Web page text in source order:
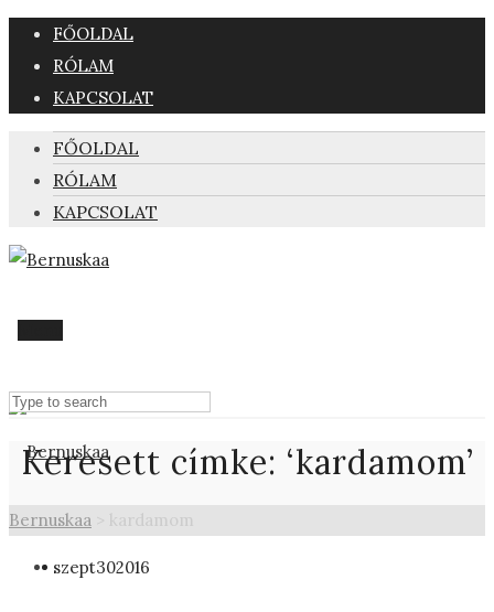
FŐOLDAL
RÓLAM
KAPCSOLAT
FŐOLDAL
RÓLAM
KAPCSOLAT
Keresett címke: ‘kardamom’
Bernuskaa kardamom
szept302016